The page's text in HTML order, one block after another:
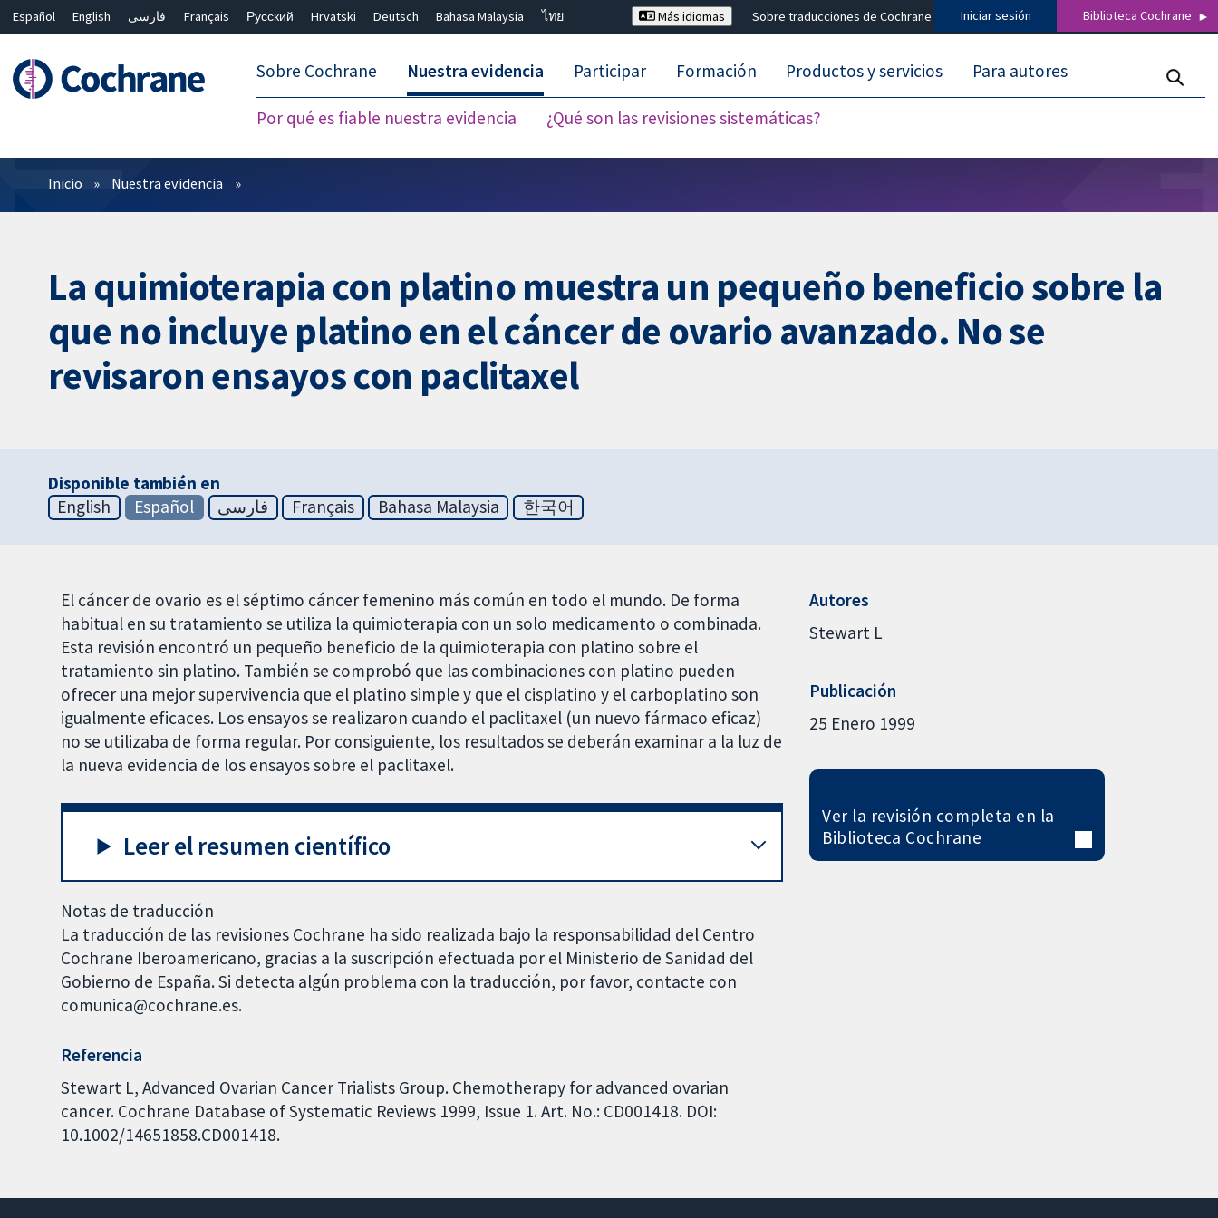
Español English فارسی Français Русский Hrvatski Deutsch Bahasa Malaysia
ไทย
Más idiomas Sobre traducciones de Cochrane Iniciar sesión Biblioteca Cochrane
Sobre Cochrane Nuestra evidencia
Por qué es fiable nuestra evidencia ¿Qué son las revisiones sistemáticas?
Participar Formación Productos y servicios Para autores
Filtros
Inicio Nuestra evidencia
La quimioterapia con platino muestra un pequeño beneficio sobre la
que no incluye platino en el cáncer de ovario avanzado. No se
revisaron ensayos con paclitaxel
Disponible también en
English
Español فارسی Français Bahasa Malaysia 한국어
El cáncer de ovario es el séptimo cáncer femenino más común en todo el mundo. De forma
habitual en su tratamiento se utiliza la quimioterapia con un solo medicamento o combinada.
Esta revisión encontró un pequeño beneficio de la quimioterapia con platino sobre el
tratamiento sin platino. También se comprobó que las combinaciones con platino pueden
ofrecer una mejor supervivencia que el platino simple y que el cisplatino y el carboplatino son
igualmente eficaces. Los ensayos se realizaron cuando el paclitaxel (un nuevo fármaco eficaz)
no se utilizaba de forma regular. Por consiguiente, los resultados se deberán examinar a la luz de
la nueva evidencia de los ensayos sobre el paclitaxel.
Leer el resumen científico
Notas de traducción
La traducción de las revisiones Cochrane ha sido realizada bajo la responsabilidad del Centro
Cochrane Iberoamericano, gracias a la suscripción efectuada por el Ministerio de Sanidad del
Gobierno de España. Si detecta algún problema con la traducción, por favor, contacte con
comunica@cochrane.es.
Referencia
Stewart L, Advanced Ovarian Cancer Trialists Group. Chemotherapy for advanced ovarian
cancer. Cochrane Database of Systematic Reviews 1999, Issue 1. Art. No.: CD001418. DOI:
10.1002/14651858.CD001418.
Autores
Stewart L
Publicación
25 Enero 1999
Ver la revisión completa en la
Biblioteca Cochrane